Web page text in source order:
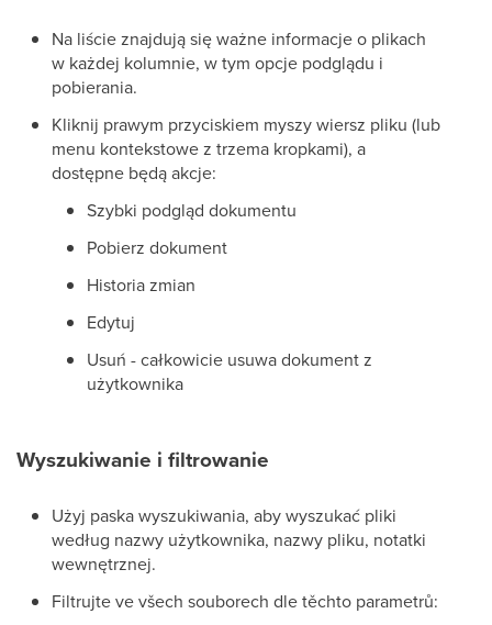
Na liście znajdują się ważne informacje o plikach
w każdej kolumnie, w tym opcje podglądu i
pobierania.
Kliknij prawym przyciskiem myszy wiersz pliku (lub
menu kontekstowe z trzema kropkami), a
dostępne będą akcje:
Szybki podgląd dokumentu
Pobierz dokument
Historia zmian
Edytuj
Usuń - całkowicie usuwa dokument z
użytkownika
Wyszukiwanie i filtrowanie
Użyj paska wyszukiwania, aby wyszukać pliki
według nazwy użytkownika, nazwy pliku, notatki
wewnętrznej.
Filtrujte ve všech souborech dle těchto parametrů: